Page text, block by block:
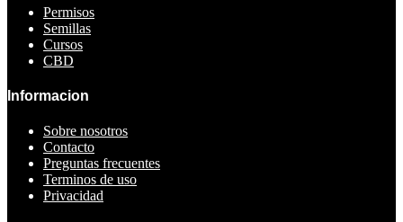
Permisos
Semillas
Cursos
CBD
Informacion
Sobre nosotros
Contacto
Preguntas frecuentes
Terminos de uso
Privacidad